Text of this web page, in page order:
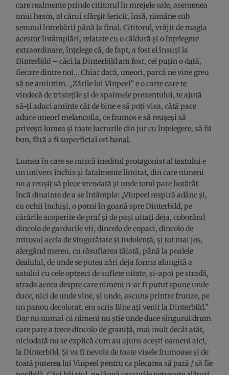
care realmente prinde cititorul în mrejele sale, asemenea
unui basm, al cărui sfârșit fericit, însă, rămâne sub
semnul întrebării până la final. Cititorul, vrăjit de magia
acestor întâmplări, relatate cu o căldură și o înțelegere
extraordinare, înțelege că, de fapt, a fost el însuși la
Dinterbild – căci la Dinterbild am fost, cel puțin o dată,
fiecare dintre noi… Chiar dacă, uneori, parcă ne vine greu
să ne amintim. „Zările lui Vinpeel” e o carte care te
vindecă de tristețile și de spaimele prezentului, te ajută
să-ți aduci aminte cât de bine e să poți visa, câtă pace
aduce uneori melancolia, ce frumos e să reușeși să
privești lumea și toate lucrurile din jur cu înțelegere, să fii
bun, fără a fi superficial ori banal.
Lumea în care se mișcă ineditul protagonist al textului e
un univers închis și fatalmente limitat, din care nimeni
nu a reușit să plece vreodată și unde totul pare hotărât
încă dinainte de a se întâmpla: „Vinpeel respiră adânc și,
cu ochii închiși, o porni în goană spre Dinterbild, pe
cărările acoperite de praf și de pași uitați deja, coborând
dincolo de gardurile vii, dincolo de copaci, dincolo de
mirosul acela de singurătate și indolență, și tot mai jos,
alergând mereu, cu răsuflarea tăiată, până la poalele
dealului, de unde se putea zări deja forma alungită a
satului cu cele optzeci de suflete uitate, și-apoi pe stradă,
strada aceea despre care nimeni n-ar fi putut spune unde
duce, nici de unde vine, și unde, ascuns printre frunze, pe
un panou decolorat, era scris Bine ați venit la Dinterbild.”
Dar nu numai că nimeni nu știe unde duce singurul drum
care pare a trece dincolo de graniță, mai mult decât atât,
niciodată nu se explică cum au ajuns acești oameni aici,
la Dinterbild. Și va fi nevoie de toate visele frumoase și de
toată puterea lui Vinpeel pentru ca plecarea să pară / să fie